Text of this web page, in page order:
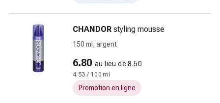
et
Circulation
sanguine
Arrêter
fumer
CHANDOR styling mousse
150 ml, argent
6.80 au lieu de 8.50
4.53 / 100 ml
Promotion en ligne